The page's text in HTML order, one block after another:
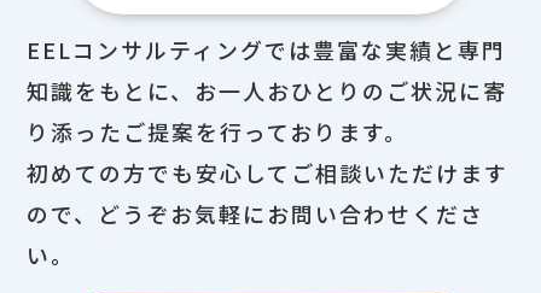
EELコンサルティングでは豊富な実績と専門
知識をもとに、お一人おひとりのご状況に寄
り添ったご提案を行っております。
初めての方でも安心してご相談いただけます
ので、どうぞお気軽にお問い合わせくださ
い。